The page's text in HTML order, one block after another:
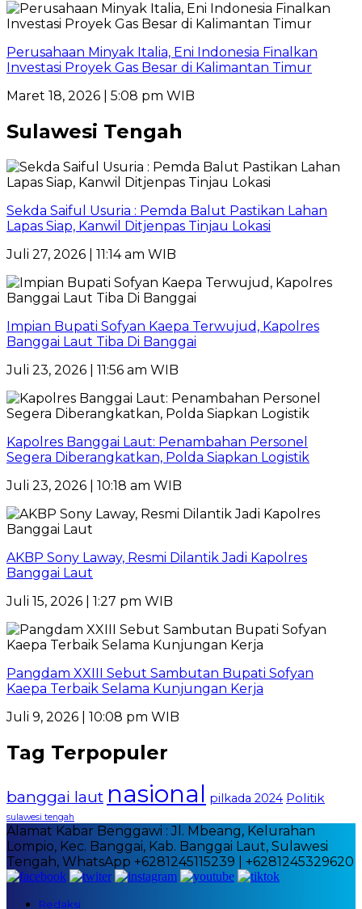
Perusahaan Minyak Italia, Eni Indonesia Finalkan
Investasi Proyek Gas Besar di Kalimantan Timur
Maret 18, 2026 | 5:08 pm WIB
Sulawesi Tengah
Sekda Saiful Usuria : Pemda Balut Pastikan Lahan
Lapas Siap, Kanwil Ditjenpas Tinjau Lokasi
Juli 27, 2026 | 11:14 am WIB
Impian Bupati Sofyan Kaepa Terwujud, Kapolres
Banggai Laut Tiba Di Banggai
Juli 23, 2026 | 11:56 am WIB
Kapolres Banggai Laut: Penambahan Personel
Segera Diberangkatkan, Polda Siapkan Logistik
Juli 23, 2026 | 10:18 am WIB
AKBP Sony Laway, Resmi Dilantik Jadi Kapolres
Banggai Laut
Juli 15, 2026 | 1:27 pm WIB
Pangdam XXIII Sebut Sambutan Bupati Sofyan
Kaepa Terbaik Selama Kunjungan Kerja
Juli 9, 2026 | 10:08 pm WIB
Tag Terpopuler
banggai laut nasional pilkada 2024 Politik
sulawesi tengah
Alamat Kabar Benggawi : Jl. Mbeang, Kelurahan
Lompio, Kec. Banggai, Kab. Banggai Laut, Sulawesi
Tengah, WhatsApp +6281245115239 | +6281245329620
Redaksi